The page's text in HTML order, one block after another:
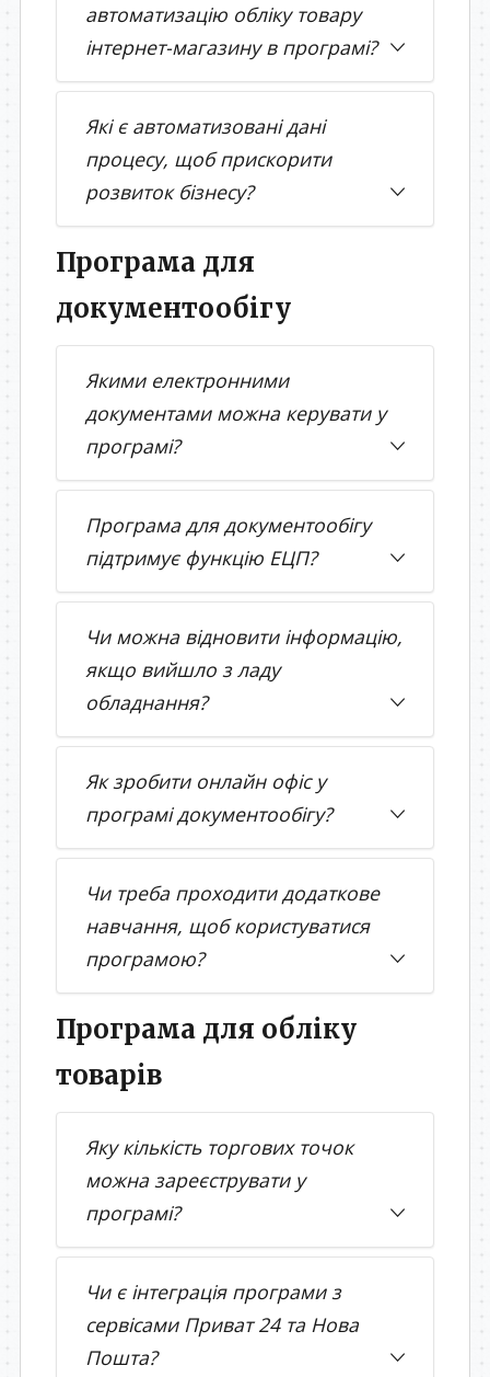
автоматизацію обліку товару
інтернет-магазину в програмі?
Які є автоматизовані дані
процесу, щоб прискорити
розвиток бізнесу?
Програма для
документообігу
Якими електронними
документами можна керувати у
програмі?
Програма для документообігу
підтримує функцію ЕЦП?
Чи можна відновити інформацію,
якщо вийшло з ладу
обладнання?
Як зробити онлайн офіс у
програмі документообігу?
Чи треба проходити додаткове
навчання, щоб користуватися
програмою?
Програма для обліку
товарів
Яку кількість торгових точок
можна зареєструвати у
програмі?
Чи є інтеграція програми з
сервісами Приват 24 та Нова
Пошта?